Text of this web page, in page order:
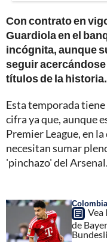
Con contrato en
Guardiola en el
incógnita, aunque
seguir
títulos de la historia.
Esta temporada
cifra ya que, aunque
Premier League, en
necesitan sumar
'pinchazo' del Arsenal.
Vea
de